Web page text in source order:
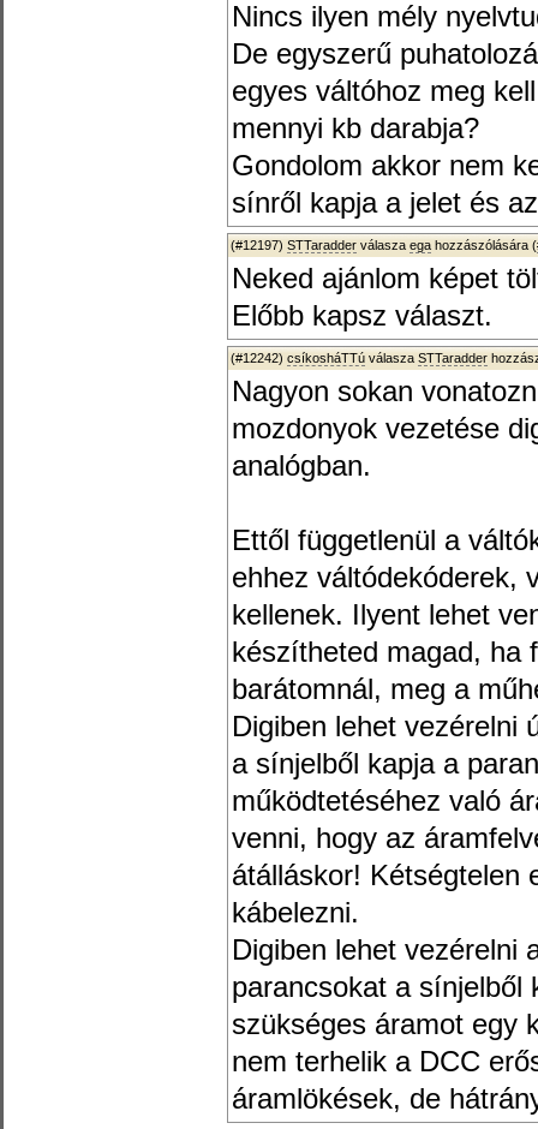
Nincs ilyen mély
De egyszerű
egyes váltóhoz meg
mennyi kb darabja?
Gondolom akkor nem
sínről kapja a jelet és
(#12197) STTaradder válasza ega hozzászólására (
Neked ajánlom képet
Előbb kapsz választ.
(#12242) csíkosháTTú válasza STTaradder
Nagyon sokan
mozdonyok vezetése
analógban.
Ettől függetlenül a
ehhez váltódekóderek,
kellenek. Ilyent lehet
készítheted magad, ha
barátomnál, meg a
Digiben lehet vezérelni
a sínjelből kapja a
működtetéséhez való
venni, hogy az
átálláskor! Kétségtelen
kábelezni.
Digiben lehet vezérelni
parancsokat a sínjelből
szükséges áramot egy
nem terhelik a DCC
áramlökések, de